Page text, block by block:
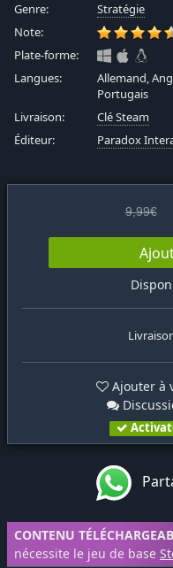
Genre:
Stratégie
Note:
Plate-forme:
Langues:
Allemand,
Portugais
Livraison:
Clé Steam
Éditeur:
Paradox
9,99€
Ajouter à
CONTENU
nécessite le jeu de base